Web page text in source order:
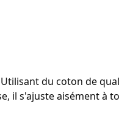
du coton de
il s'ajuste aisément à